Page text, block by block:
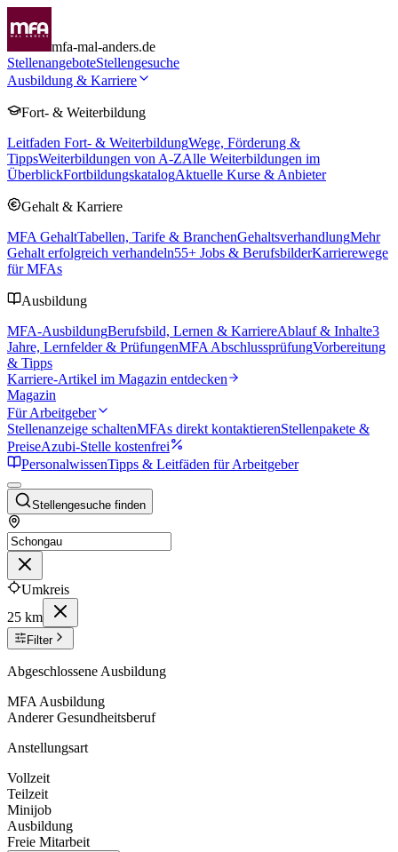
mfa-mal-anders.de
StellenangeboteStellengesuche
Ausbildung & Karriere
Fort- & Weiterbildung
Leitfaden Fort- & WeiterbildungWege, Förderung &
TippsWeiterbildungen von A-ZAlle Weiterbildungen im
ÜberblickFortbildungskatalogAktuelle Kurse & Anbieter
Gehalt & Karriere
MFA GehaltTabellen, Tarife & BranchenGehaltsverhandlungMehr
Gehalt erfolgreich verhandeln55+ Jobs & BerufsbilderKarrierewege
für MFAs
Ausbildung
MFA-AusbildungBerufsbild, Lernen & KarriereAblauf & Inhalte3
Jahre, Lernfelder & PrüfungenMFA AbschlussprüfungVorbereitung
& Tipps
Karriere-Artikel im Magazin entdecken
Magazin
Für Arbeitgeber
Stellenanzeige schaltenMFAs direkt kontaktierenStellenpakete &
PreiseAzubi-Stelle kostenfrei
PersonalwissenTipps & Leitfäden für Arbeitgeber
Stellengesuche finden
Umkreis
25 km
Filter
Abgeschlossene Ausbildung
MFA Ausbildung
Anderer Gesundheitsberuf
Anstellungsart
Vollzeit
Teilzeit
Minijob
Ausbildung
Freie Mitarbeit